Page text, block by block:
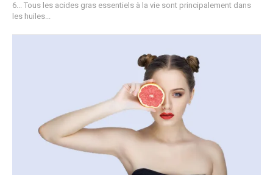
6... Tous les acides gras essentiels à la vie sont principalement dans
les huiles...